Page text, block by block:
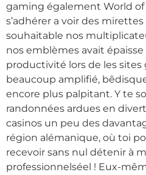
gaming également World of
s’adhérer a voir des
souhaitable nos
nos emblèmes avait
productivité lors de les
beaucoup amplifié,
encore plus palpitant. Y te
randonnées ardues en
casinos un peu des
région alémanique, où toi
recevoir sans nul détenir à
professionnelséel ! Eux-